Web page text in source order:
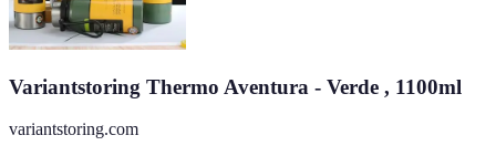
Variantstoring Thermo Aventura - Verde , 1100ml
variantstoring.com